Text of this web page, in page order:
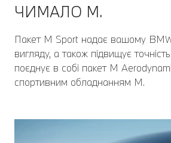
ЧИМАЛО M.
Пакет M Sport надає вашому
вигляду, а також підвищує
поєднує в собі пакет M
спортивним обладнанням M.